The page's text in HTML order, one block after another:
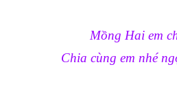
Mồng Hai em
Chia cùng em nhé